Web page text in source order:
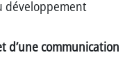
développement
d’une communication